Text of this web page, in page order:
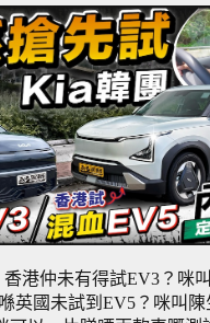
港仲未有得試EV3？咪
英國未試到EV5？咪叫